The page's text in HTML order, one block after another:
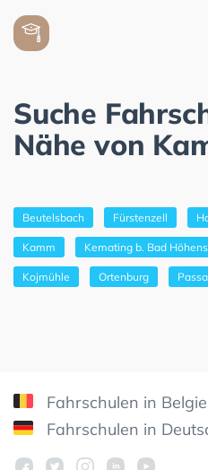
Suche
Nähe von
Beutelsbach Fürstenzell
Kamm Kemating b. Bad
Kojmühle Ortenburg
Fahrschulen in
Fahrschulen in